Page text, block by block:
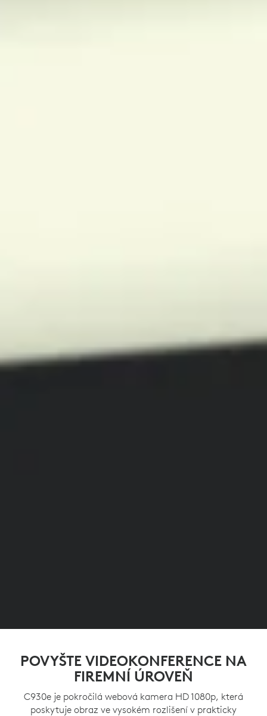
POVYŠTE VIDEOKONFERENCE NA
FIREMNÍ ÚROVEŇ
C930e je pokročilá webová kamera HD 1080p, která
poskytuje obraz ve vysokém rozlišení v prakticky